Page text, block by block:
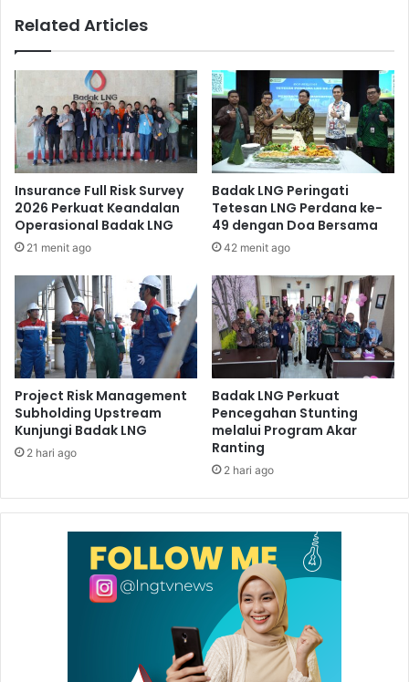
dampak ekonomi dan sosial, bagi kemakmuran suatu
Predikat kategori Business Practitioner ini menunjukkan
kepedulian Badak LNG terhadap kemajuan UMKM yang
bertujuan untuk memperkuat kewirausahaan para pelaku
UMKM khususnya di Kalimantan Timur yang berdaya
saing tinggi, tampil percaya diri menghadapi persaingan
yang semakin kompetitif di tingkat nasional maupun global.
Predikat tersebut semakin memperkuat komitmen Badak
Indonesia khususnya di Kalimantan Timur melalui berbagai
programCommunity Developmentdalam mendukung cita-
cita Badak LNG yaitu “Maju Bersama Masyarakat” (*).
Related Articles
Insurance Full Risk Survey
2026 Perkuat Keandalan
Operasional Badak LNG
21 menit ago
Badak LNG Peringati
Tetesan LNG Perdana ke-
49 dengan Doa Bersama
42 menit ago
Project Risk Management
Subholding Upstream
Kunjungi Badak LNG
2 hari ago
Badak LNG Perkuat
Pencegahan Stunting
melalui Program Akar
Ranting
2 hari ago